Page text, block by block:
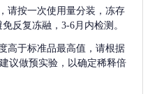
请按一次使用量分装，冻存
反复冻融，3-6月内检测。
高于标准品最高值，请根据
议做预实验，以确定稀释倍